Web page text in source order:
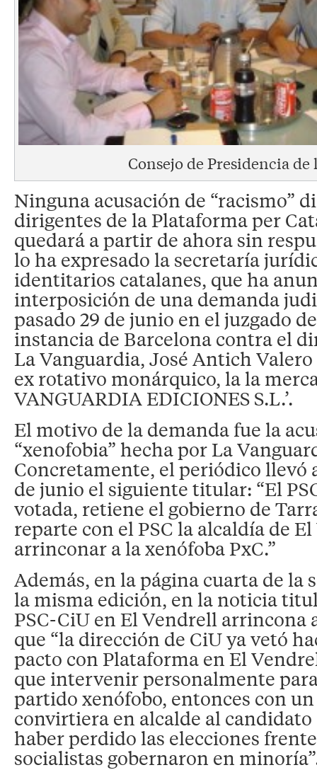
Consejo de Presidencia de
Ninguna acusación de “racismo”
dirigentes de la Plataforma per
quedará a partir de ahora sin
lo ha expresado la secretaría
identitarios catalanes, que ha
interposición de una demanda
pasado 29 de junio en el juzgado
instancia de Barcelona contra el
La Vanguardia, José Antich
ex rotativo monárquico, la la
VANGUARDIA EDICIONES S.L.’.
El motivo de la demanda fue la
“xenofobia” hecha por La
Concretamente, el periódico llevó
de junio el siguiente titular: “El
votada, retiene el gobierno de
reparte con el PSC la alcaldía de
arrinconar a la xenófoba PxC.”
Además, en la página cuarta de la
la misma edición, en la noticia
PSC-CiU en El Vendrell arrincona
que “la dirección de CiU ya vetó
pacto con Plataforma en El
que intervenir personalmente
partido xenófobo, entonces con
convirtiera en alcalde al candidato
haber perdido las elecciones
socialistas gobernaron en